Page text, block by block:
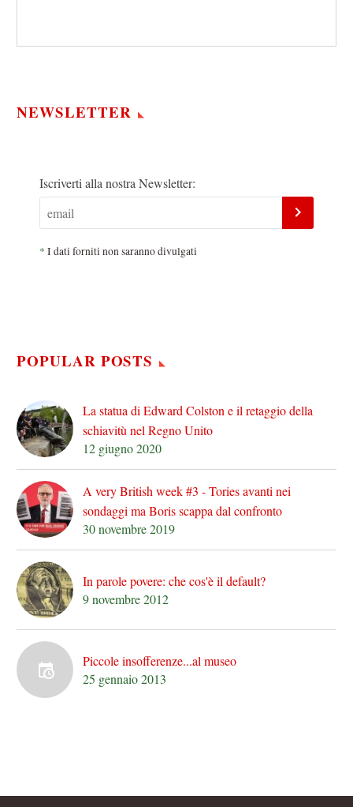
NEWSLETTER
Iscriverti alla nostra Newsletter:
* I dati forniti non saranno divulgati
POPULAR POSTS
La statua di Edward Colston e il retaggio della
schiavitù nel Regno Unito
12 giugno 2020
A very British week #3 - Tories avanti nei
sondaggi ma Boris scappa dal confronto
30 novembre 2019
In parole povere: che cos'è il default?
9 novembre 2012
Piccole insofferenze...al museo
25 gennaio 2013